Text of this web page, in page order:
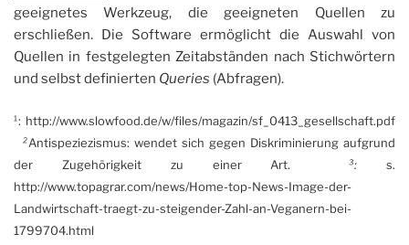
geeignetes Werkzeug, die geeigneten Quellen zu
erschließen. Die Software ermöglicht die Auswahl von
Quellen in festgelegten Zeitabständen nach Stichwörtern
und selbst definierten Queries (Abfragen).
¹: http://www.slowfood.de/w/files/magazin/sf_0413_gesellschaft.pdf
²Antispeziezismus: wendet sich gegen Diskriminierung aufgrund
der Zugehörigkeit zu einer Art.³:s.
http://www.topagrar.com/news/Home-top-News-Image-der-
Landwirtschaft-traegt-zu-steigender-Zahl-an-Veganern-bei-
1799704.html